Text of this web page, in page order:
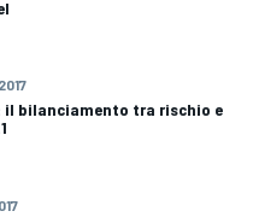
il bilanciamento tra rischio e